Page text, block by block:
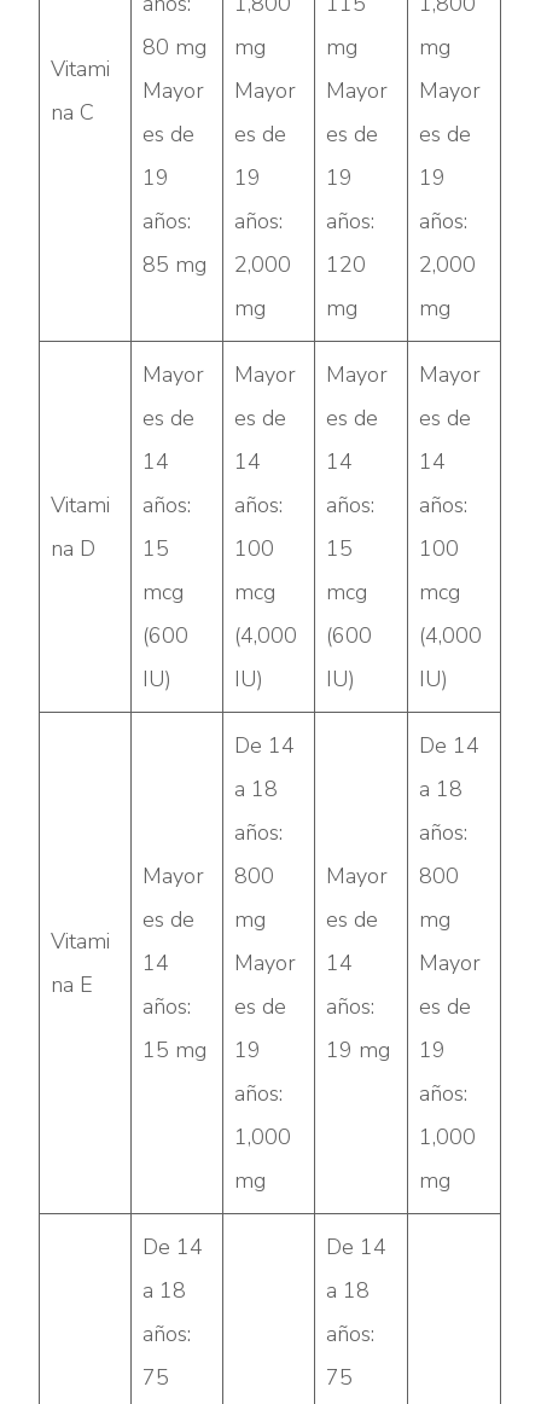
Vitami
na C
80 mg
Mayor
es de
19
años:
85 mg
mg
Mayor
es de
19
años:
2,000
mg
mg
Mayor
es de
19
años:
120
mg
mg
Mayor
es de
19
años:
2,000
mg
Vitami
na D
Mayor
es de
14
años:
15
mcg
(600
IU)
Mayor
es de
14
años:
100
mcg
(4,000
IU)
Mayor
es de
14
años:
15
mcg
(600
IU)
Mayor
es de
14
años:
100
mcg
(4,000
IU)
Vitami
na E
Mayor
es de
14
años:
15 mg
De 14
a 18
años:
800
mg
Mayor
es de
19
años:
1,000
mg
Mayor
es de
14
años:
19 mg
De 14
a 18
años:
800
mg
Mayor
es de
19
años:
1,000
mg
De 14
a 18
años:
75
De 14
a 18
años:
75